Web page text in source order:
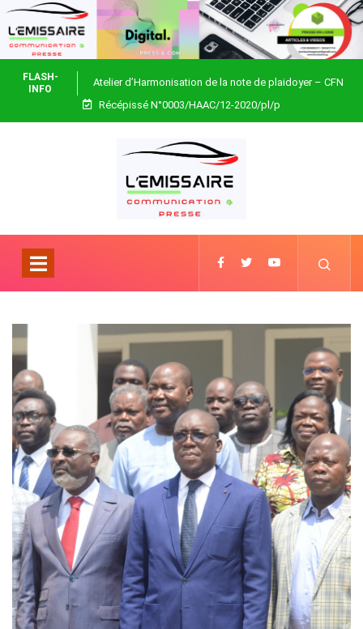
FLASH-
INFO
Atelier d’Harmonisation de la note de plaidoyer – CFN
Togo
Récépissé N°0003/HAAC/12-2020/pl/p